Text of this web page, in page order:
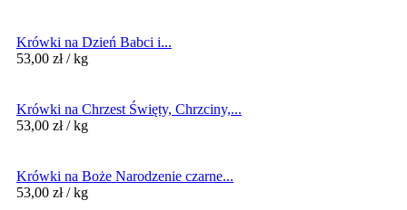
Krówki na Dzień Babci i...
53,00 zł / kg
Krówki na Chrzest Święty, Chrzciny,...
53,00 zł / kg
Krówki na Boże Narodzenie czarne...
53,00 zł / kg